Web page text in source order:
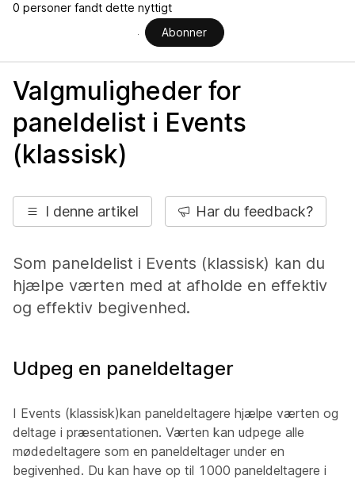
0 personer fandt dette nyttigt
Abonner
Valgmuligheder for
paneldelist i Events
(klassisk)
I denne artikel Har du feedback?
Som paneldelist i Events (klassisk) kan du
hjælpe værten med at afholde en effektiv
og effektiv begivenhed.
Udpeg en paneldeltager
I Events (klassisk)kan paneldeltagere hjælpe værten og
deltage i præsentationen. Værten kan udpege alle
mødedeltagere som en paneldeltager under en
begivenhed. Du kan have op til 1000 paneldeltagere i